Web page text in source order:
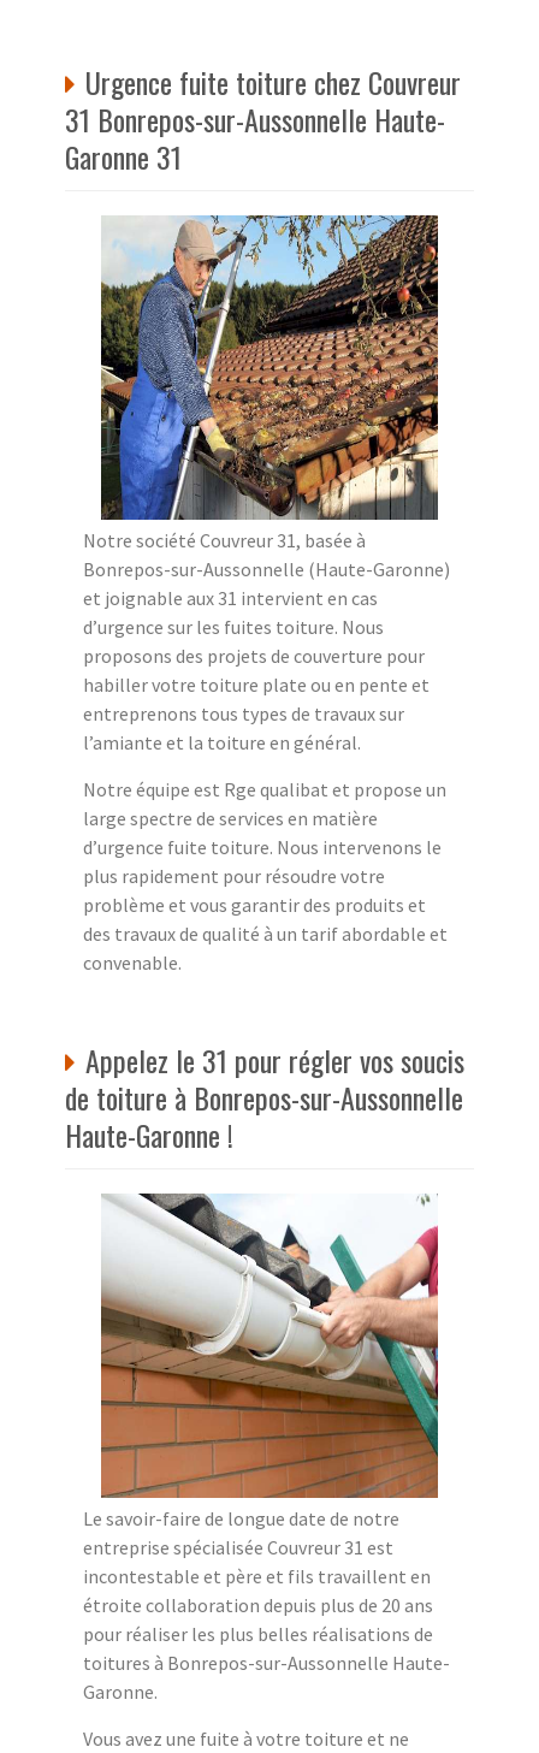
Urgence fuite toiture chez Couvreur
31 Bonrepos-sur-Aussonnelle Haute-
Garonne 31
Notre société Couvreur 31, basée à
Bonrepos-sur-Aussonnelle (Haute-Garonne)
et joignable aux 31 intervient en cas
d’urgence sur les fuites toiture. Nous
proposons des projets de couverture pour
habiller votre toiture plate ou en pente et
entreprenons tous types de travaux sur
l’amiante et la toiture en général.
Notre équipe est Rge qualibat et propose un
large spectre de services en matière
d’urgence fuite toiture. Nous intervenons le
plus rapidement pour résoudre votre
problème et vous garantir des produits et
des travaux de qualité à un tarif abordable et
convenable.
Appelez le 31 pour régler vos soucis
de toiture à Bonrepos-sur-Aussonnelle
Haute-Garonne !
Le savoir-faire de longue date de notre
entreprise spécialisée Couvreur 31 est
incontestable et père et fils travaillent en
étroite collaboration depuis plus de 20 ans
pour réaliser les plus belles réalisations de
toitures à Bonrepos-sur-Aussonnelle Haute-
Garonne.
Vous avez une fuite à votre toiture et ne